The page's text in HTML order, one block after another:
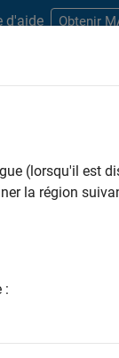
d'aide Obtenir
(lorsqu'il est
la région
: